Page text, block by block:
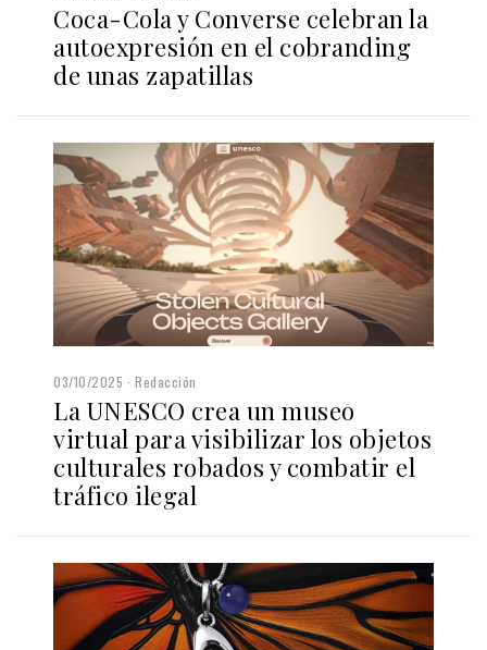
Coca-Cola y Converse celebran la
autoexpresión en el cobranding
de unas zapatillas
03/10/2025 Redacción
La UNESCO crea un museo
virtual para visibilizar los objetos
culturales robados y combatir el
tráfico ilegal